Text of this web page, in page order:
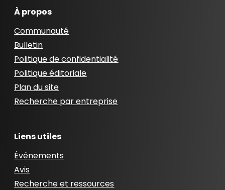
À propos
Communauté
Bulletin
Politique de confidentialité
Politique éditoriale
Plan du site
Recherche par entreprise
Liens utiles
Événements
Avis
Recherche et ressources